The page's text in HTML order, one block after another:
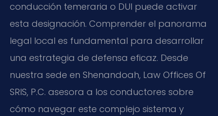
conducción temeraria o DUI puede activar
esta designación. Comprender el panorama
legal local es fundamental para desarrollar
una estrategia de defensa eficaz. Desde
nuestra sede en Shenandoah, Law Offices Of
SRIS, P.C. asesora a los conductores sobre
cómo navegar este complejo sistema y